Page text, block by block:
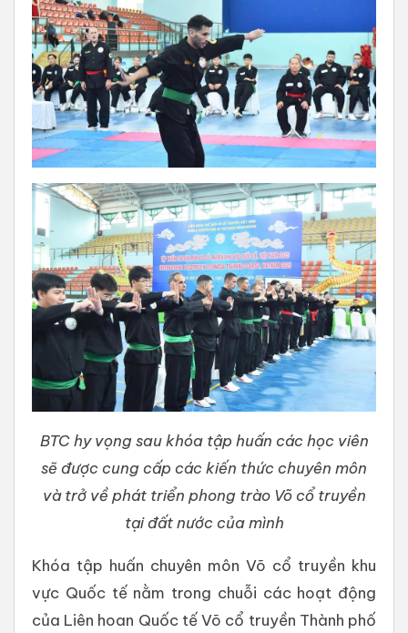
BTC hy vọng sau khóa tập huấn các học viên
sẽ được cung cấp các kiến thức chuyên môn
và trở về phát triển phong trào Võ cổ truyền
tại đất nước của mình
Khóa tập huấn chuyên môn Võ cổ truyền khu
vực Quốc tế nằm trong chuỗi các hoạt động
của Liên hoan Quốc tế Võ cổ truyền Thành phố